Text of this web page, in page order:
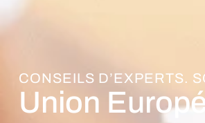
CONSEILS D’EXPERTS.
Union